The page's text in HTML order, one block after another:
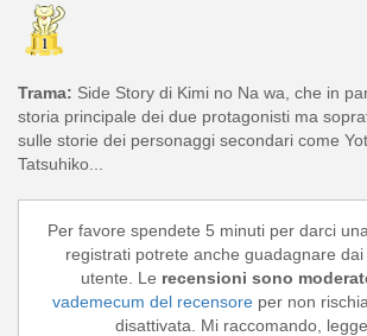
Trama: Side Story di Kimi no Na wa, che in
storia principale dei due protagonisti ma
sulle storie dei personaggi secondari come
Tatsuhiko...
Per favore spendete 5 minuti per darci
registrati potrete anche guadagnare dai
utente. Le recensioni sono
vademecum del recensoreper non
disattivata. Mi raccomando,